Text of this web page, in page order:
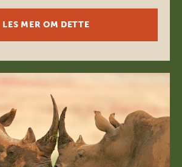
LES MER OM DETTE